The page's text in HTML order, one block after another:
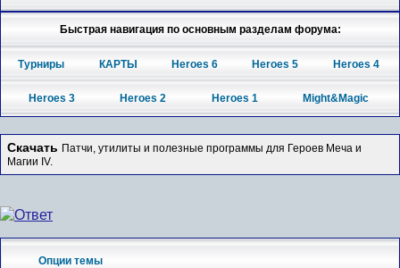
Быстрая навигация по основным разделам форума:
Турниры КАРТЫ Heroes 6 Heroes 5 Heroes 4
Heroes 3 Heroes 2 Heroes 1 Might&Magic
Скачать Патчи, утилиты и полезные программы для Героев Меча и
Магии IV.
Опции темы